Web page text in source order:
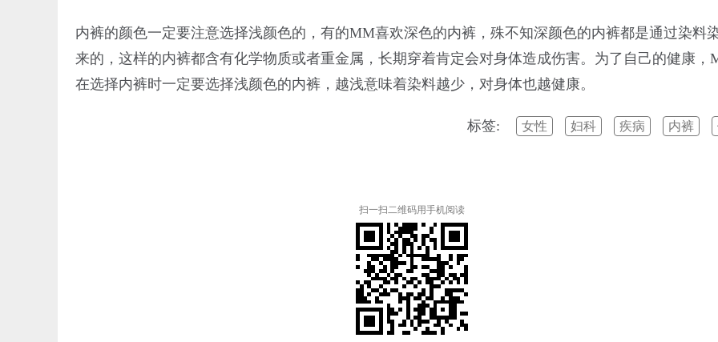
内裤的颜色一定要注意选择浅颜色的，有的MM喜欢深色的内裤，殊不知深颜色的内裤都是通过染料
来的，这样的内裤都含有化学物质或者重金属，长期穿着肯定会对身体造成伤害。为了自己的健康，
在选择内裤时一定要选择浅颜色的内裤，越浅意味着染料越少，对身体也越健康。
标签: 女性 妇科 疾病 内裤
扫一扫二维码用手机阅读